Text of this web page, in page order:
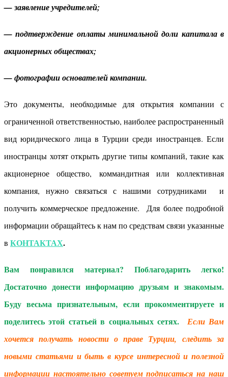
— заявление учредителей;
— подтверждение оплаты минимальной доли капитала в
акционерных обществах;
— фотографии основателей компании.
Это документы, необходимые для открытия компании с
ограниченной ответственностью, наиболее распространенный
вид юридического лица в Турции среди иностранцев. Если
иностранцы хотят открыть другие типы компаний, такие как
акционерное общество, коммандитная или коллективная
компания, нужно связаться с нашими сотрудниками и
получить коммерческое предложение. Для более подробной
информации обращайтесь к нам по средствам связи указанные
в КОНТАКТАХ.
Вам понравился материал? Поблагодарить легко!
Достаточно донести информацию друзьям и знакомым.
Буду весьма признательным, если прокомментируете и
поделитесь этой статьей в социальных сетях.
Если Вам
хочется получать новости о праве Турции, следить за
новыми статьями и быть в курсе интересной и полезной
информации настоятельно советуем подписаться на наш